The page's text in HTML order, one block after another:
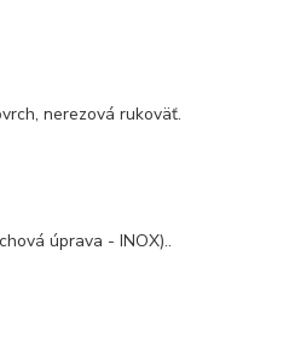
nerezová rukoväť.
úprava - INOX)..